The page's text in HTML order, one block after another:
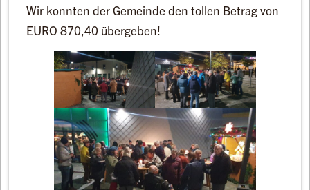
Wir konnten der Gemeinde den tollen Betrag von
EURO 870,40 übergeben!